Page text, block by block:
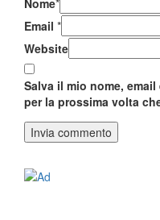
Email *
Website
Salva il mio nome,
per la prossima volta